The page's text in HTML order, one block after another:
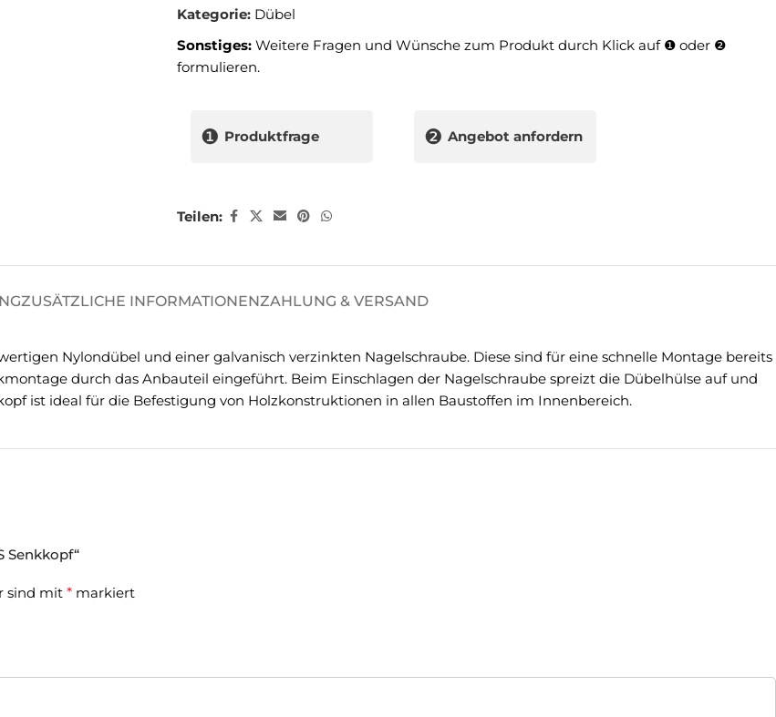
Kategorie: Dübel
Sonstiges: Weitere Fragen und Wünsche zum Produkt durch Klick auf ❶ oder ❷
formulieren.
❶ Produktfrage ❷ Angebot anfordern
Teilen:
ZUSÄTZLICHE INFORMATIONENZAHLUNG & VERSAND
Nylondübel und einer galvanisch verzinkten Nagelschraube. Diese sind für eine schnelle Montage bereits
durch das Anbauteil eingeführt. Beim Einschlagen der Nagelschraube spreizt die Dübelhülse auf und
ist ideal für die Befestigung von Holzkonstruktionen in allen Baustoffen im Innenbereich.
Senkkopf“
sind mit * markiert